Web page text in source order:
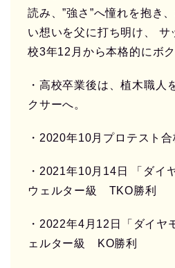
読み、”強さ”へ憧れを抱き
い想いを父に打ち明け、 サ
校3年12月から本格的にボ
・高校卒業後は、植木職人
クサーへ。
・2020年10月プロテスト合
・2021年10月14日 「ダイ
ウェルター級 TKO勝利
・2022年4月12日「ダイヤ
ェルター級 KO勝利